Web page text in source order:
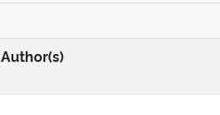
Author(s)